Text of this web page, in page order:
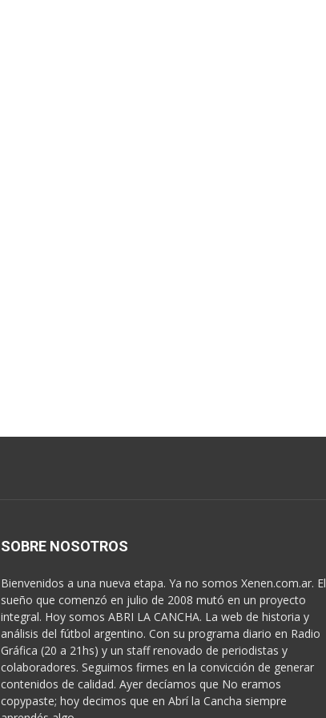
SOBRE NOSOTROS
Bienvenidos a una nueva etapa. Ya no somos Xenen.com.ar. El
sueño que comenzó en julio de 2008 mutó en un proyecto
integral. Hoy somos ABRI LA CANCHA. La web de historia y
análisis del fútbol argentino. Con su programa diario en Radio
Gráfica (20 a 21hs) y un staff renovado de periodistas y
colaboradores. Seguimos firmes en la convicción de generar
contenidos de calidad. Ayer decíamos que No eramos
copypaste; hoy decimos que en Abrí la Cancha siempre